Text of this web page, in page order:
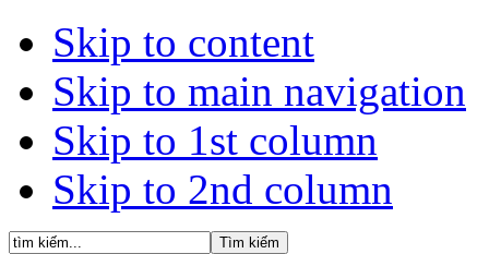
Skip to content
Skip to main navigation
Skip to 1st column
Skip to 2nd column